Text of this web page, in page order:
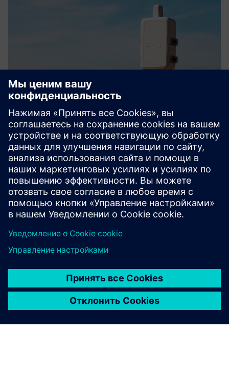
Myriota FlexSense
The most flexible and highly featured IoT enabler available,
leveraging Myriota's UltraLite™ service. Compatible with
many sensor types and designed for simple, real world
testing and deployment.
Узнайте больше